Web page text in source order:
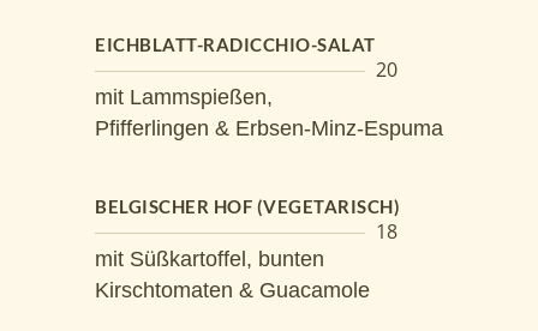
EICHBLATT-RADICCHIO-SALAT
20
mit Lammspießen,
Pfifferlingen & Erbsen-Minz-Espuma
BELGISCHER HOF (VEGETARISCH)
18
mit Süßkartoffel, bunten
Kirschtomaten & Guacamole